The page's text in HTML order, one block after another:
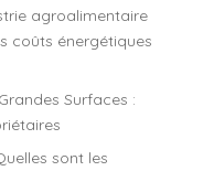
agroalimentaire
coûts énergétiques
Surfaces :
sont les